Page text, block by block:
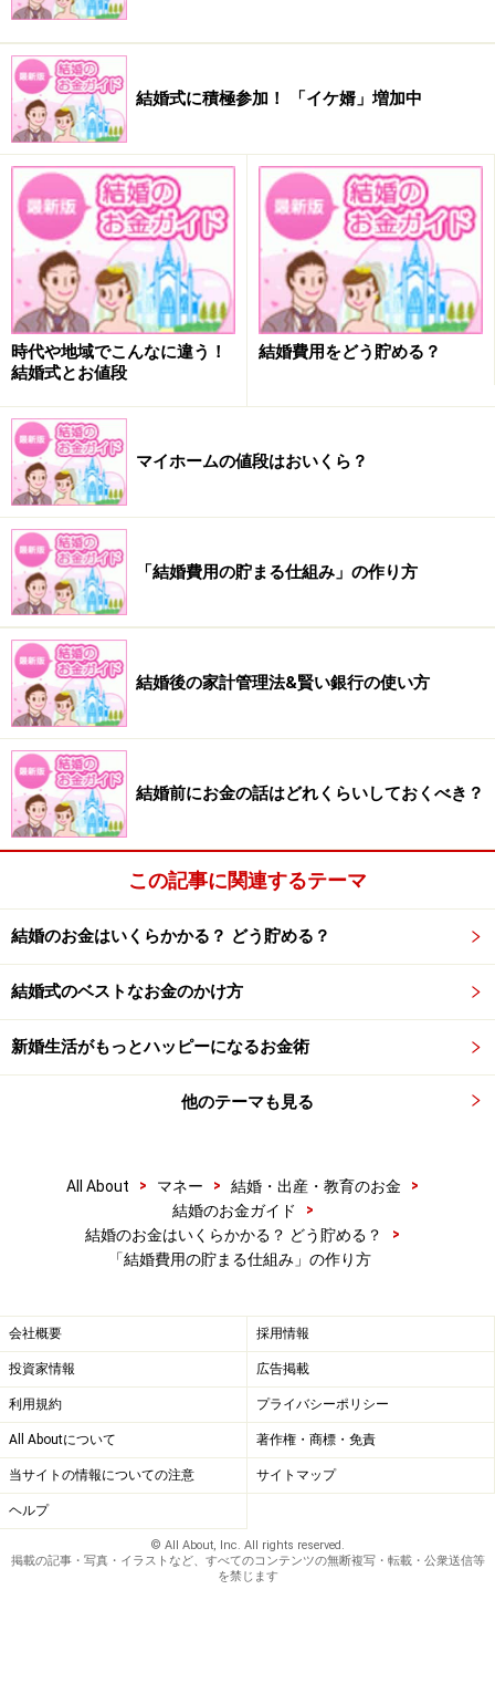
使う目的が決まったお金なら、こんな便利な機能を使う
手も―。
「自動積立定期を1年間続けると、それまで積み立てた
分を1本の口座にまとめてくれる「おまとめサービス」
や満期の期日を指定できる「期日指定定期」というもの
もあります。結婚する期日を設定しておくと貯金のモチ
ベーションにもなるはず。銀行によって条件も違うの
で、自分に合ったものを調べてみるといいでしょう」
と、山口さん。
しかし、増やしたいあまり、リスクの高いものに手を出
して、結婚時期が延期した……なんてことにならないよう
にしたいもの。「長期で増やすことを念頭に置いたお金
でチャレンジするなら別ですが、使う目的と期日が決ま
っている“結婚資金”は、元本割れしないもので貯めてい
くのが着実です」
次のページは、
べき？です。
取材・文／西尾英子 監修／山口京子（ファイナンシャ
※記事内容は執筆時点のものです。最新の内容をご確認くださ
い。
結婚式に積極参加！ 「イケ婿」増加中
時代や地域でこんなに違う！
結婚式とお値段
結婚費用をどう貯める？
マイホームの値段はおいくら？
「結婚費用の貯まる仕組み」の作り方
結婚後の家計管理法&賢い銀行の使い方
結婚前にお金の話はどれくらいしておくべき？
この記事に関連するテーマ
結婚のお金はいくらかかる？ どう貯める？
結婚式のベストなお金のかけ方
新婚生活がもっとハッピーになるお金術
他のテーマも見る
All About > マネー > 結婚・出産・教育のお金
>
結婚のお金ガイド
>
結婚のお金はいくらかかる？ どう貯める？
>
「結婚費用の貯まる仕組み」の作り方
会社概要 採用情報
投資家情報 広告掲載
利用規約 プライバシーポリシー
All Aboutについて 著作権・商標・免責
当サイトの情報についての注意 サイトマップ
ヘルプ
© All About, Inc. All rights reserved.
掲載の記事・写真・イラストなど、すべてのコンテンツの無断複写・転載・公衆送信等
を禁じます